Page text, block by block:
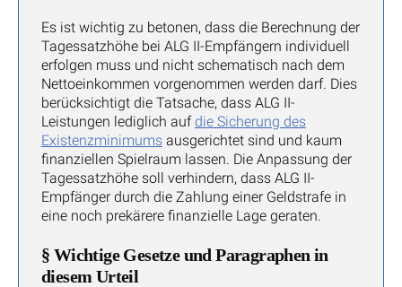
Es ist wichtig zu betonen, dass die Berechnung der
Tagessatzhöhe bei ALG II-Empfängern individuell
erfolgen muss und nicht schematisch nach dem
Nettoeinkommen vorgenommen werden darf. Dies
berücksichtigt die Tatsache, dass ALG II-
Leistungen lediglich aufdie Sicherung des
Existenzminimums ausgerichtet sind und kaum
finanziellen Spielraum lassen. Die Anpassung der
Tagessatzhöhe soll verhindern, dass ALG II-
Empfänger durch die Zahlung einer Geldstrafe in
eine noch prekärere finanzielle Lage geraten.
§ Wichtige Gesetze und Paragraphen in
diesem Urteil